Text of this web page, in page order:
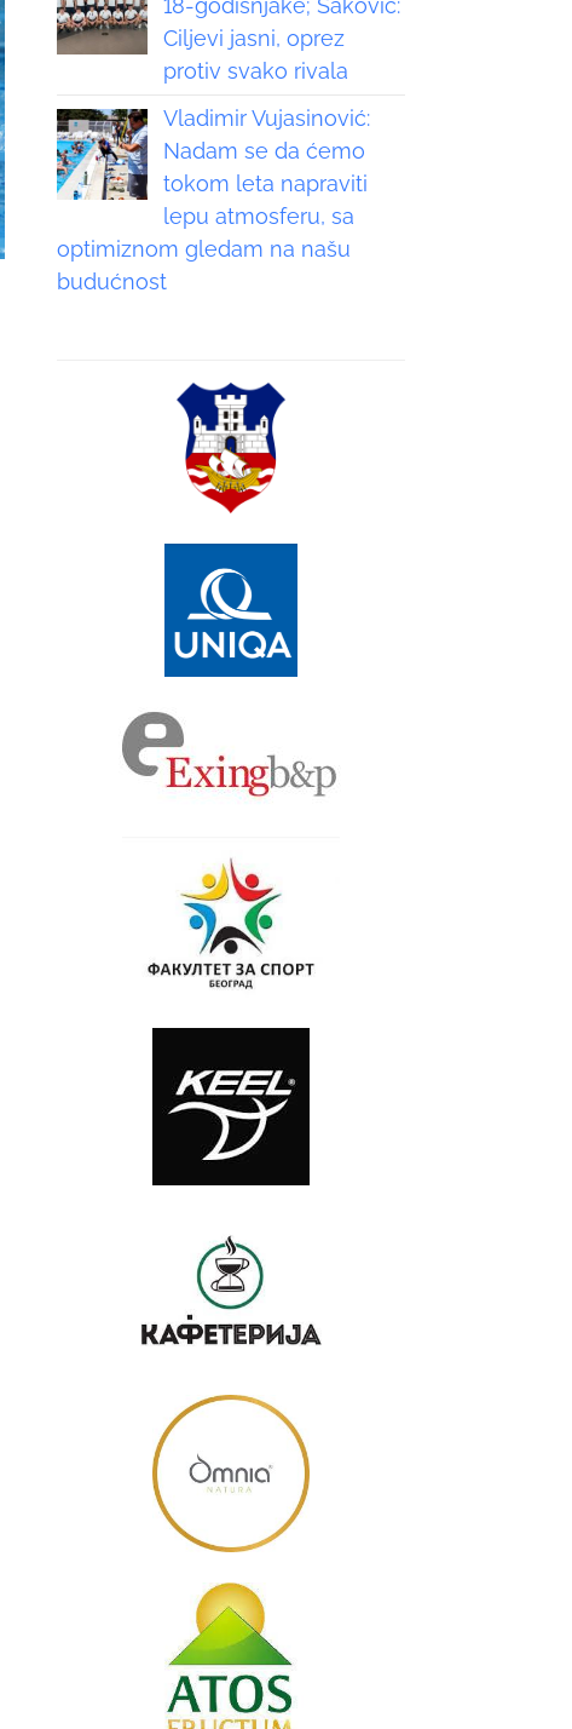
18-godišnjake; Saković:
Ciljevi jasni, oprez
protiv svako rivala
Vladimir Vujasinović:
Nadam se da ćemo
tokom leta napraviti
lepu atmosferu, sa
optimiznom gledam na našu
budućnost